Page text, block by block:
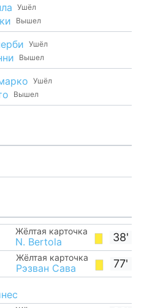
Ушёл
Вышел
Ушёл
Вышел
Ушёл
Вышел
38'
Жёлтая карточка
N. Bertola
77'
Жёлтая карточка
Рэзван Сава